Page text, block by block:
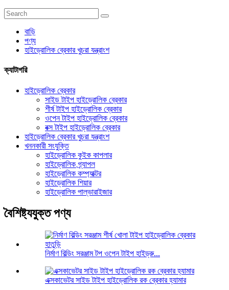
বাড়ি
পণ্য
হাইড্রোলিক ব্রেকার খুচরা যন্ত্রাংশ
ক্যাটাগরি
হাইড্রোলিক ব্রেকার
সাইড টাইপ হাইড্রোলিক ব্রেকার
শীর্ষ টাইপ হাইড্রোলিক ব্রেকার
ওপেন টাইপ হাইড্রোলিক ব্রেকার
বক্স টাইপ হাইড্রোলিক ব্রেকার
হাইড্রোলিক ব্রেকার খুচরা যন্ত্রাংশ
খননকারী সংযুক্তি
হাইড্রোলিক কুইক কাপলার
হাইড্রোলিক গ্র্যাপল
হাইড্রোলিক কম্প্যাক্টর
হাইড্রোলিক শিয়ার
হাইড্রোলিক পাল্ভারাইজার
বৈশিষ্ট্যযুক্ত পণ্য
নির্মাণ বিল্ডিং সরঞ্জাম টপ ওপেন টাইপ হাইড্রু...
এক্সকাভেটর সাইড টাইপ হাইড্রোলিক রক ব্রেকার হ্যামার